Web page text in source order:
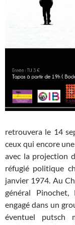
retrouvera le 14
ceux qui encore
avec la projection
réfugié politique
janvier 1974. Au
général Pinochet,
engagé dans un
éventuel putsch